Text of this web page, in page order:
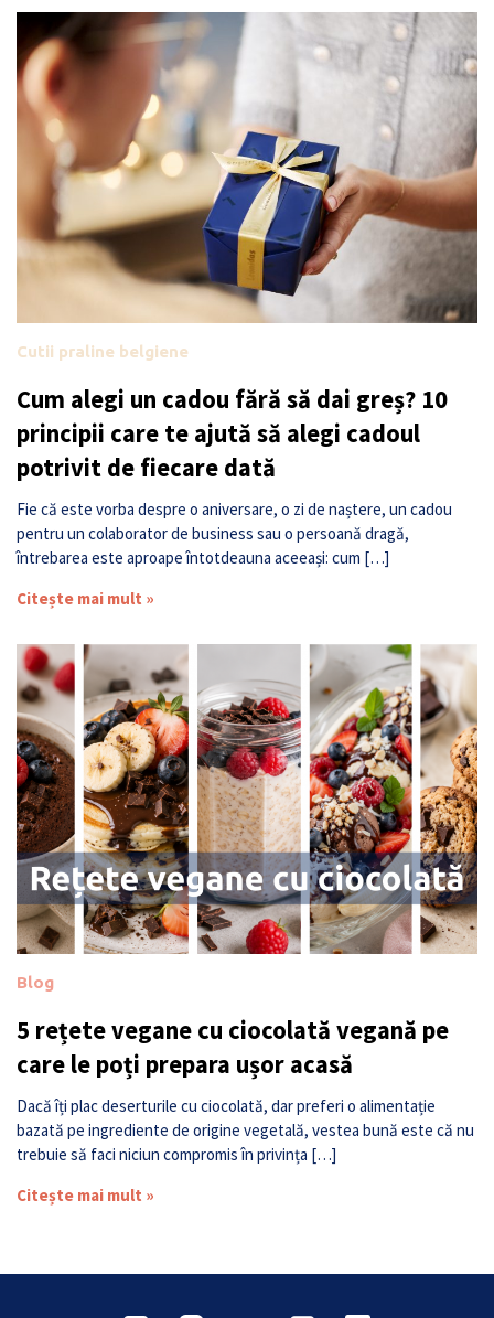
Cutii praline belgiene
Cum alegi un cadou fără să dai greș? 10
principii care te ajută să alegi cadoul
potrivit de fiecare dată
Fie că este vorba despre o aniversare, o zi de naștere, un cadou
pentru un colaborator de business sau o persoană dragă,
întrebarea este aproape întotdeauna aceeași: cum […]
Citește mai mult »
Blog
5 rețete vegane cu ciocolată vegană pe
care le poți prepara ușor acasă
Dacă îți plac deserturile cu ciocolată, dar preferi o alimentație
bazată pe ingrediente de origine vegetală, vestea bună este că nu
trebuie să faci niciun compromis în privința […]
Citește mai mult »